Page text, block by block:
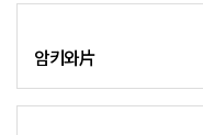
암키와片